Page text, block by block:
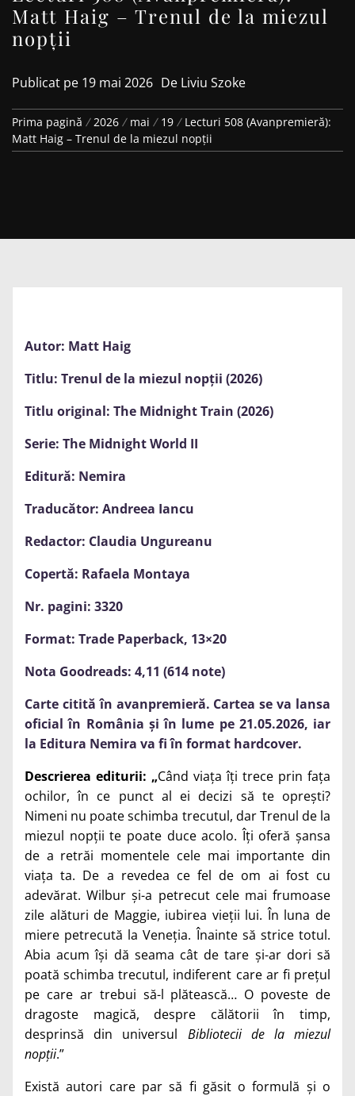
Matt Haig – Trenul de la miezul
nopții
Publicat pe 19 mai 2026 De Liviu Szoke
Prima pagină 2026 mai 19
Lecturi 508 (Avanpremieră):
Matt Haig – Trenul de la miezul nopții
Autor: Matt Haig
Titlu: Trenul de la miezul nopții (2026)
Titlu original: The Midnight Train (2026)
Serie: The Midnight World II
Editură: Nemira
Traducător: Andreea Iancu
Redactor: Claudia Ungureanu
Copertă: Rafaela Montaya
Nr. pagini: 3320
Format: Trade Paperback, 13×20
Nota Goodreads: 4,11 (614 note)
Carte citită în avanpremieră. Cartea se va lansa
oficial în România și în lume pe 21.05.2026, iar
la Editura Nemira va fi în format hardcover.
Descrierea editurii: „Când viața îți trece prin fața
ochilor, în ce punct al ei decizi să te oprești?
Nimeni nu poate schimba trecutul, dar Trenul de la
miezul nopții te poate duce acolo. Îți oferă șansa
de a retrăi momentele cele mai importante din
viața ta. De a revedea ce fel de om ai fost cu
adevărat. Wilbur și-a petrecut cele mai frumoase
zile alături de Maggie, iubirea vieții lui. În luna de
miere petrecută la Veneția. Înainte să strice totul.
Abia acum își dă seama cât de tare și-ar dori să
poată schimba trecutul, indiferent care ar fi prețul
pe care ar trebui să-l plătească… O poveste de
dragoste magică, despre călătorii în timp,
desprinsă din universul Bibliotecii de la miezul
nopții.”
Există autori care par să fi găsit o formulă și o